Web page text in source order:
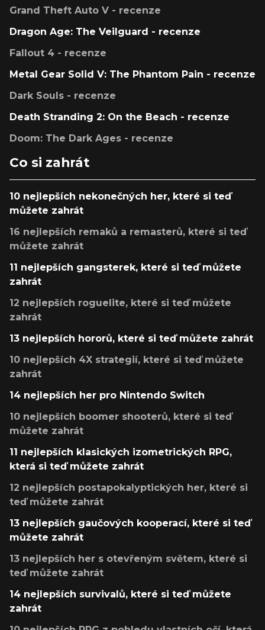
Grand Theft Auto V - recenze
Dragon Age: The Veilguard - recenze
Fallout 4 - recenze
Metal Gear Solid V: The Phantom Pain - recenze
Dark Souls - recenze
Death Stranding 2: On the Beach - recenze
Doom: The Dark Ages - recenze
Co si zahrát
10 nejlepších nekonečných her, které si teď
můžete zahrát
16 nejlepších remaků a remasterů, které si teď
můžete zahrát
11 nejlepších gangsterek, které si teď můžete
zahrát
12 nejlepších roguelite, které si teď můžete
zahrát
13 nejlepších hororů, které si teď můžete zahrát
10 nejlepších 4X strategií, které si teď můžete
zahrát
14 nejlepších her pro Nintendo Switch
10 nejlepších boomer shooterů, které si teď
můžete zahrát
11 nejlepších klasických izometrických RPG,
která si teď můžete zahrát
12 nejlepších postapokalyptických her, které si
teď můžete zahrát
13 nejlepších gaučových kooperací, které si teď
můžete zahrát
13 nejlepších her s otevřeným světem, které si
teď můžete zahrát
14 nejlepších survivalů, které si teď můžete
zahrát